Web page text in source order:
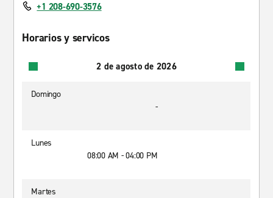
+1 208-690-3576
Horarios y servicos
2 de agosto de 2026
Domingo
-
Lunes
08:00 AM - 04:00 PM
Martes